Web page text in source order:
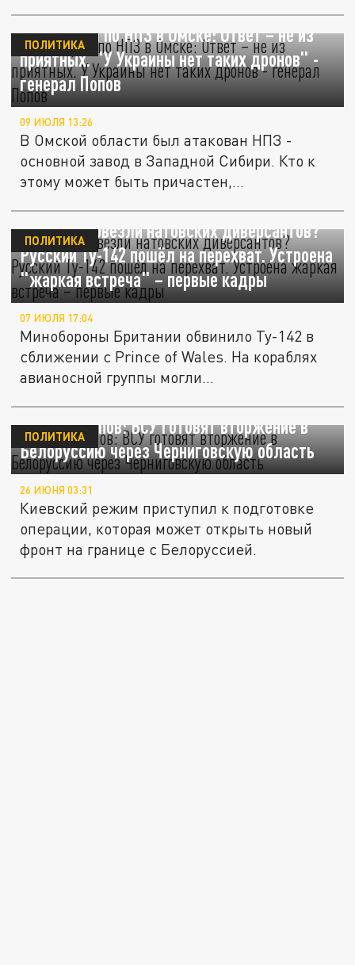
Кто ударил по НПЗ в Омске: Ответ – не из
приятных. "У Украины нет таких дронов" -
генерал Попов
ПОЛИТИКА
09 ИЮЛЯ 13:26
В Омской области был атакован НПЗ -
основной завод в Западной Сибири. Кто к
этому может быть причастен,...
К России повезли натовских диверсантов?
Русский Ту-142 пошёл на перехват. Устроена
"жаркая встреча" – первые кадры
ПОЛИТИКА
07 ИЮЛЯ 17:04
Минобороны Британии обвинило Ту-142 в
сближении с Prince of Wales. На кораблях
авианосной группы могли...
Генерал Попов: ВСУ готовят вторжение в
Белоруссию через Черниговскую область
ПОЛИТИКА
26 ИЮНЯ 03:31
Киевский режим приступил к подготовке
операции, которая может открыть новый
фронт на границе с Белоруссией.